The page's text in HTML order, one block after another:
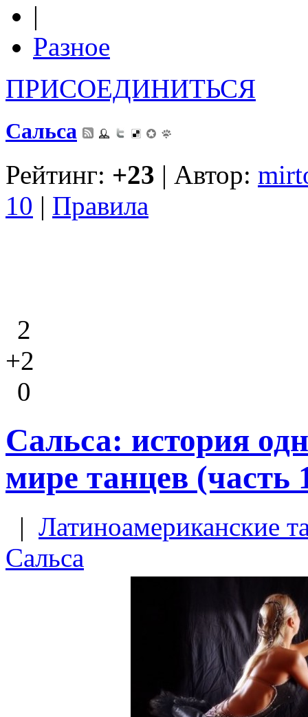
|
Разное
ПРИСОЕДИНИТЬСЯ
Сальса
Рейтинг: +23 | Автор:
10 | Правила
2
+2
0
Сальса: история
мире танцев (часть
| Латиноамериканские
Сальса